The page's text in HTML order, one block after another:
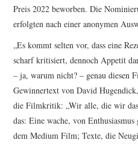
Preis 2022 beworben. Die
erfolgten nach einer anonymen
„Es kommt selten vor, dass eine
scharf kritisiert, dennoch Appetit
– ja, warum nicht? – genau diesen
Gewinnertext von David
die Filmkritik: „Wir alle, die wir
das: Eine wache, von
dem Medium Film; Texte, die